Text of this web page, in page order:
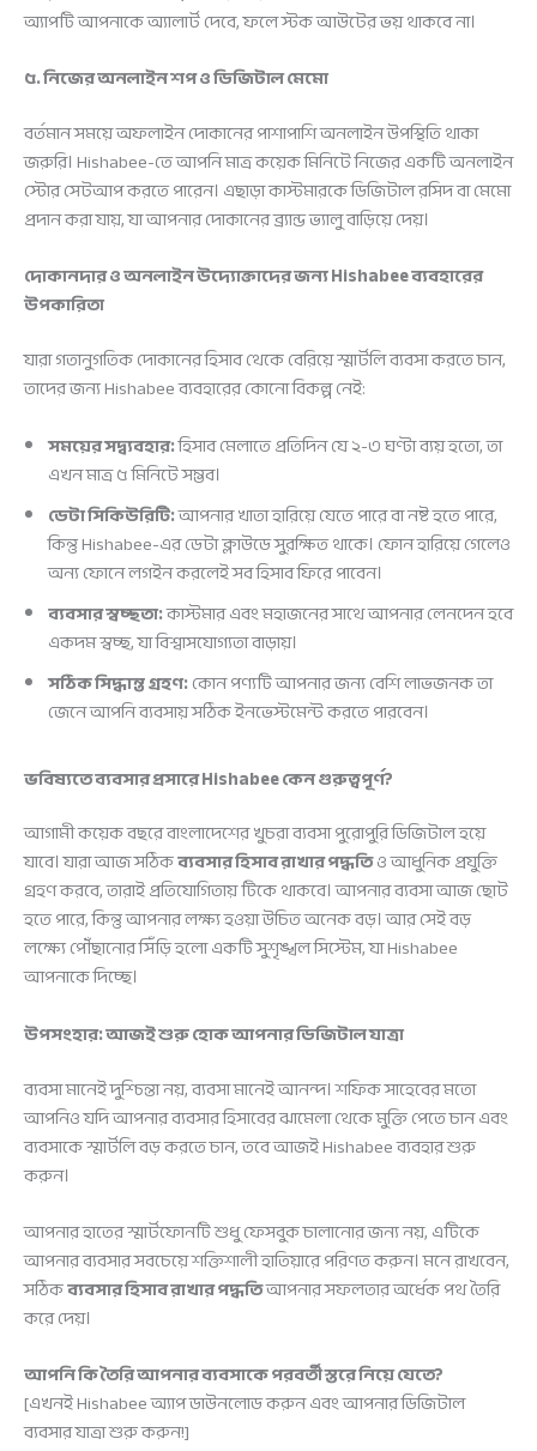
অ্যাপটি আপনাকে অ্যালার্ট দেবে, ফলে স্টক আউটের ভয় থাকবে না।
৫. নিজের অনলাইন শপ ও ডিজিটাল মেমো
বর্তমান সময়ে অফলাইন দোকানের পাশাপাশি অনলাইন উপস্থিতি থাকা
জরুরি। Hishabee-তে আপনি মাত্র কয়েক মিনিটে নিজের একটি অনলাইন
স্টোর সেটআপ করতে পারেন। এছাড়া কাস্টমারকে ডিজিটাল রসিদ বা মেমো
প্রদান করা যায়, যা আপনার দোকানের ব্র্যান্ড ভ্যালু বাড়িয়ে দেয়।
দোকানদার ও অনলাইন উদ্যোক্তাদের জন্য Hishabee ব্যবহারের
উপকারিতা
যারা গতানুগতিক দোকানের হিসাব থেকে বেরিয়ে স্মার্টলি ব্যবসা করতে চান,
তাদের জন্য Hishabee ব্যবহারের কোনো বিকল্প নেই:
সময়ের সদ্ব্যবহার:হিসাব মেলাতে প্রতিদিন যে ২-৩ ঘণ্টা ব্যয় হতো, তা
এখন মাত্র ৫ মিনিটে সম্ভব।
ডেটা সিকিউরিটি:আপনার খাতা হারিয়ে যেতে পারে বা নষ্ট হতে পারে,
কিন্তু Hishabee-এর ডেটা ক্লাউডে সুরক্ষিত থাকে। ফোন হারিয়ে গেলেও
অন্য ফোনে লগইন করলেই সব হিসাব ফিরে পাবেন।
ব্যবসার স্বচ্ছতা:কাস্টমার এবং মহাজনের সাথে আপনার লেনদেন হবে
একদম স্বচ্ছ, যা বিশ্বাসযোগ্যতা বাড়ায়।
সঠিক সিদ্ধান্ত গ্রহণ:কোন পণ্যটি আপনার জন্য বেশি লাভজনক তা
জেনে আপনি ব্যবসায় সঠিক ইনভেস্টমেন্ট করতে পারবেন।
ভবিষ্যতে ব্যবসার প্রসারে Hishabee কেন গুরুত্বপূর্ণ?
আগামী কয়েক বছরে বাংলাদেশের খুচরা ব্যবসা পুরোপুরি ডিজিটাল হয়ে
যাবে। যারা আজ সঠিকব্যবসার হিসাব রাখার পদ্ধতিও আধুনিক প্রযুক্তি
গ্রহণ করবে, তারাই প্রতিযোগিতায় টিকে থাকবে। আপনার ব্যবসা আজ ছোট
হতে পারে, কিন্তু আপনার লক্ষ্য হওয়া উচিত অনেক বড়। আর সেই বড়
লক্ষ্যে পৌঁছানোর সিঁড়ি হলো একটি সুশৃঙ্খল সিস্টেম, যা Hishabee
আপনাকে দিচ্ছে।
উপসংহার: আজই শুরু হোক আপনার ডিজিটাল যাত্রা
ব্যবসা মানেই দুশ্চিন্তা নয়, ব্যবসা মানেই আনন্দ। শফিক সাহেবের মতো
আপনিও যদি আপনার ব্যবসার হিসাবের ঝামেলা থেকে মুক্তি পেতে চান এবং
ব্যবসাকে স্মার্টলি বড় করতে চান, তবে আজই Hishabee ব্যবহার শুরু
করুন।
আপনার হাতের স্মার্টফোনটি শুধু ফেসবুক চালানোর জন্য নয়, এটিকে
আপনার ব্যবসার সবচেয়ে শক্তিশালী হাতিয়ারে পরিণত করুন। মনে রাখবেন,
সঠিকব্যবসার হিসাব রাখার পদ্ধতিআপনার সফলতার অর্ধেক পথ তৈরি
করে দেয়।
আপনি কি তৈরি আপনার ব্যবসাকে পরবর্তী স্তরে নিয়ে যেতে?
[এখনই Hishabee অ্যাপ ডাউনলোড করুন এবং আপনার ডিজিটাল
ব্যবসার যাত্রা শুরু করুন!]